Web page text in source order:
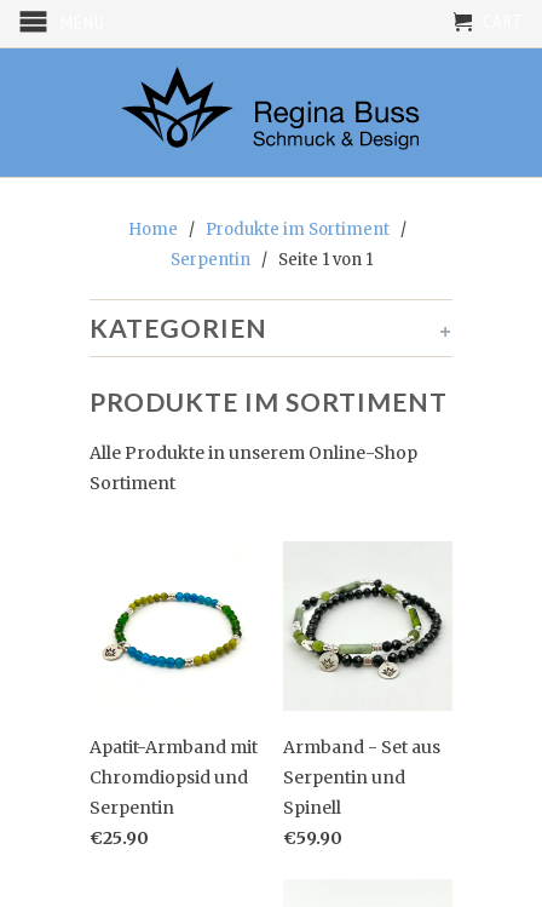
Home / Produkte im Sortiment /
Serpentin/ Seite 1 von 1
+
KATEGORIEN
PRODUKTE IM SORTIMENT
Alle Produkte in unserem Online-Shop
Sortiment
Apatit-Armband mit
Chromdiopsid und
Serpentin
€25.90
Armband - Set aus
Serpentin und
Spinell
€59.90